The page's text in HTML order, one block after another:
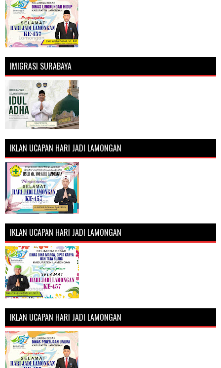
IMIGRASI SURABAYA
IKLAN UCAPAN HARI JADI LAMONGAN
IKLAN UCAPAN HARI JADI LAMONGAN
IKLAN UCAPAN HARI JADI LAMONGAN